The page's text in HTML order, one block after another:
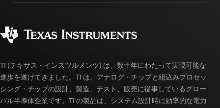
myTI アカウントの FAQ
ご注文に関する FAQ
TI (テキサス・インスツルメンツ) は、数十年にわたって実現可能な
進歩を遂げてきました。TI は、アナログ・チップと組込みプロセッ
シング・チップの設計、製造、テスト、販売に従事しているグロー
バル半導体企業です。TI の製品は、システム設計時に効率的な電力